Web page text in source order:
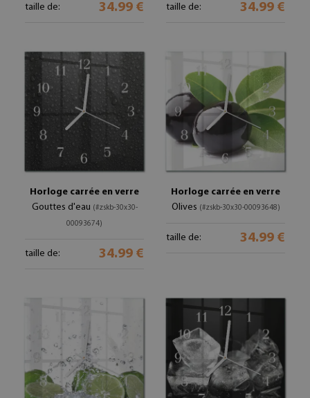
taille de: 34.99 € taille de: 34.99 €
Horloge carrée en verre
Gouttes d'eau (#zskb-30x30-
00093674)
taille de: 34.99 €
Horloge carrée en verre
Olives (#zskb-30x30-00093648)
taille de: 34.99 €